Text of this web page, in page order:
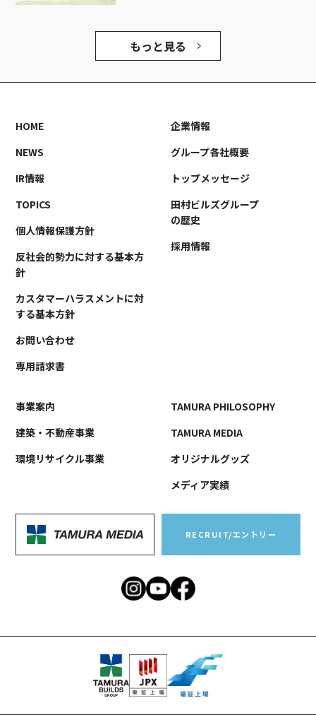
もっと見る
HOME
NEWS
IR情報
TOPICS
個人情報保護方針
反社会的勢力に対する基本方
針
カスタマーハラスメントに対
する基本方針
お問い合わせ
専用請求書
企業情報
グループ各社概要
トップメッセージ
田村ビルズグループ
の歴史
採用情報
事業案内
建築・不動産事業
環境リサイクル事業
TAMURA PHILOSOPHY
TAMURA MEDIA
オリジナルグッズ
メディア実績
RECRUIT/エントリー